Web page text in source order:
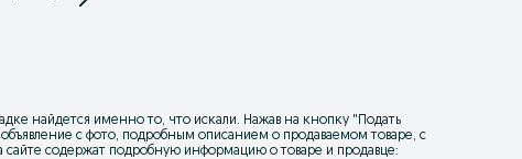
найдется именно то, что искали. Нажав на кнопку " Подать
с фото, подробным описанием о продаваемом товаре, с
содержат подробную информацию о товаре и продавце: